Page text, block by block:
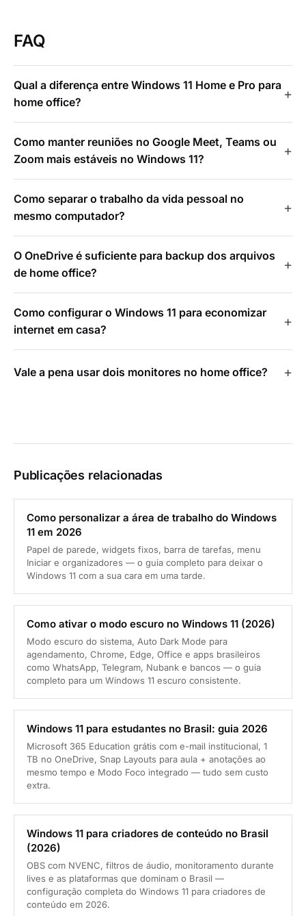
FAQ
Qual a diferença entre Windows 11 Home e Pro para
home office?
Como manter reuniões no Google Meet, Teams ou
Zoom mais estáveis no Windows 11?
Como separar o trabalho da vida pessoal no
mesmo computador?
O OneDrive é suficiente para backup dos arquivos
de home office?
Como configurar o Windows 11 para economizar
internet em casa?
Vale a pena usar dois monitores no home office?
Publicações relacionadas
Como personalizar a área de trabalho do Windows
11 em 2026
Papel de parede, widgets fixos, barra de tarefas, menu
Iniciar e organizadores — o guia completo para deixar o
Windows 11 com a sua cara em uma tarde.
Como ativar o modo escuro no Windows 11 (2026)
Modo escuro do sistema, Auto Dark Mode para
agendamento, Chrome, Edge, Office e apps brasileiros
como WhatsApp, Telegram, Nubank e bancos — o guia
completo para um Windows 11 escuro consistente.
Windows 11 para estudantes no Brasil: guia 2026
Microsoft 365 Education grátis com e-mail institucional, 1
TB no OneDrive, Snap Layouts para aula + anotações ao
mesmo tempo e Modo Foco integrado — tudo sem custo
extra.
Windows 11 para criadores de conteúdo no Brasil
(2026)
OBS com NVENC, filtros de áudio, monitoramento durante
lives e as plataformas que dominam o Brasil —
configuração completa do Windows 11 para criadores de
conteúdo em 2026.